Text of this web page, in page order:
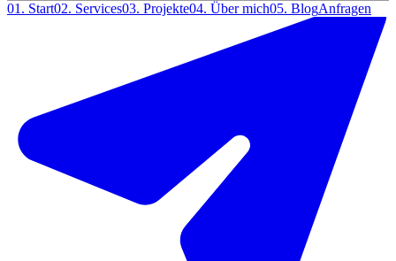
01. Start02. Services03. Projekte04. Über mich05. BlogAnfragen